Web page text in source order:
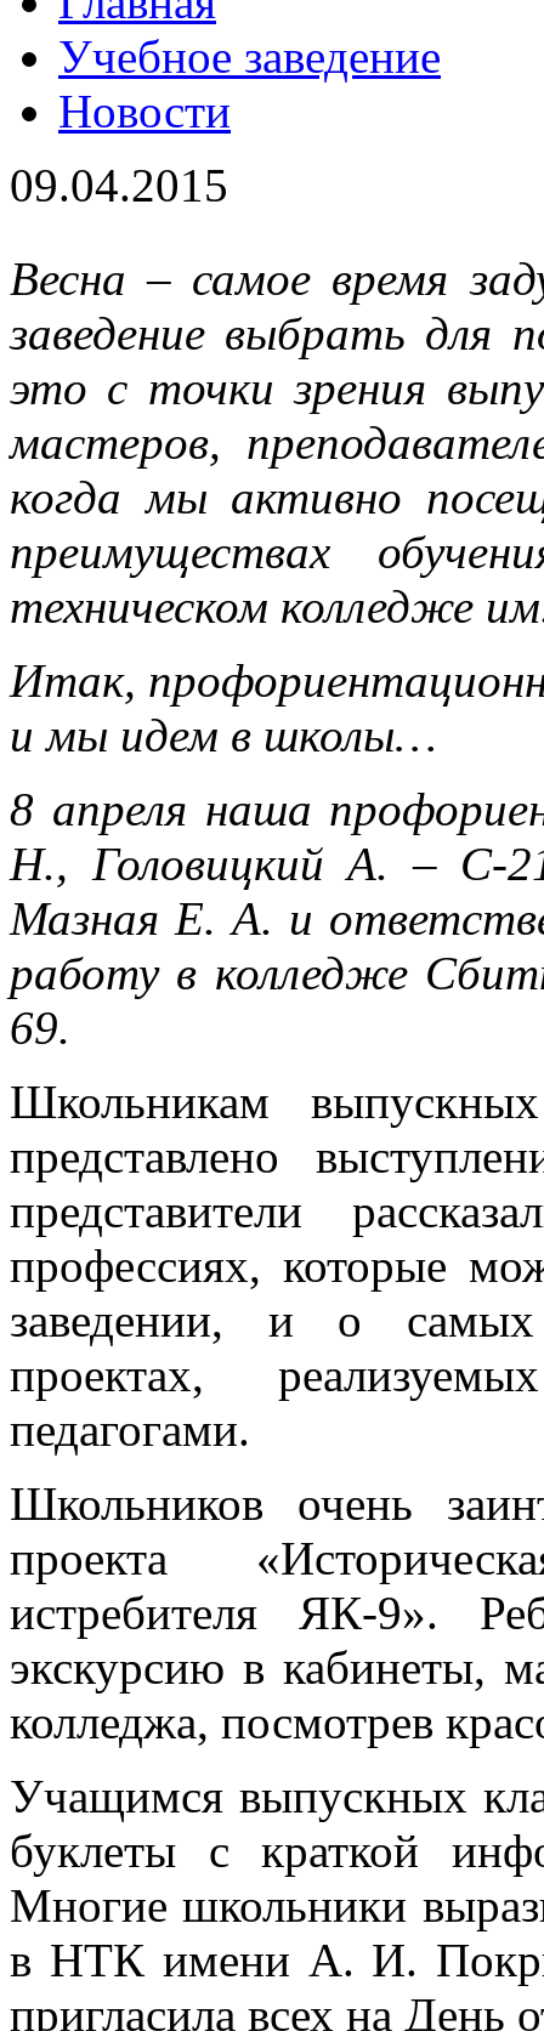
Учебное заведение
Новости
09.04.2015
Весна – самое время
заведение выбрать для
это с точки зрения
мастеров,
когда мы активно
преимуществах
техническом колледже
Итак,
и мы идем в школы…
8 апреля наша
Н., Головицкий А. – С-
Мазная Е. А. и
работу в колледже
69.
Школьникам
представлено
представители
профессиях, которые
заведении, и о
проектах,
педагогами.
Школьников очень
проекта
истребителя ЯК-9».
экскурсию в кабинеты,
колледжа, посмотрев
Учащимся выпускных
буклеты с краткой
Многие школьники
в НТК имени А. И.
пригласила всех на День